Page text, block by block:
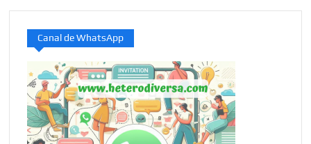
Canal de WhatsApp